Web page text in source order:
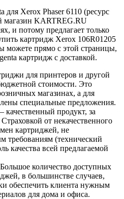
для Xerox Phaser 6110 (ресурс
магазин KARTREG.RU
и потому предлагает только
картридж Xerox 106R01205
можете прямо с этой страницы,
картридж с доставкой.
для принтеров и другой
стоимости. Это
магазинах, а для
специальные предложения.
продукт, за
от некачественного
картриджей, не
требованиям (технический
качества всей предлагаемой
количество доступных
в большинстве случаев,
обеспечить клиента нужным
для дома и офиса.